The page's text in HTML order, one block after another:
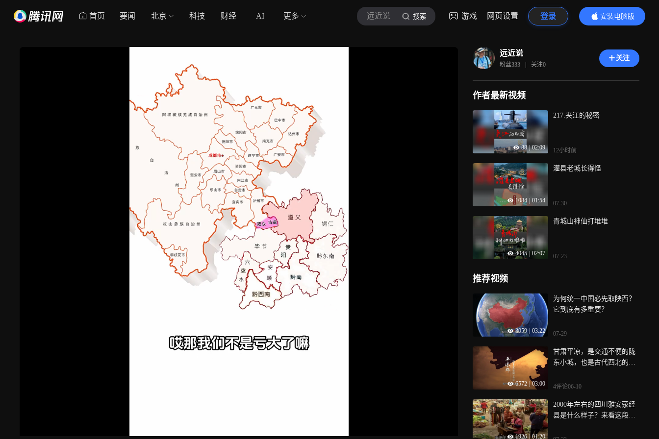
首页 要闻 北京 科技 财经 AI 更多 远近说 搜索 游戏 网页设置 登录
安装电脑版
内容更精彩
远近说
粉丝333 | 关注0
关注
作者最新视频
88 | 02:09
217.夹江的秘密
12小时前
1084 01:54
灌县老城长得怪
07-30
4045 02:07
青城山神仙打堆堆
07-23
推荐视频
3059 03:22
为何统一中国必先取陕西？
它到底有多重要？
07-29
6572 | 03:00
甘肃平凉，是交通不便的陇
东小城，也是古代西北的超
4评论06-10
1926 | 01:20
2000年左右的四川雅安荥经
县是什么样子？来看这段视